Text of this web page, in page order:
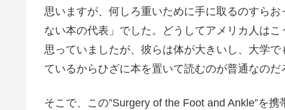
思いますが、何しろ重いために手に取るのすら
ない本の代表」でした。どうしてアメリカ人は
思っていましたが、彼らは体が大きいし、大学
ているからひざに本を置いて読むのが普通なのだ
そこで、この”Surgery of the Foot and Ankle”を